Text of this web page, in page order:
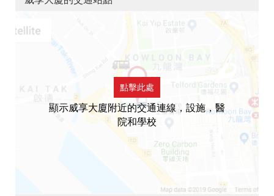
點擊此處
顯示威享大廈附近的交通連線，設施，醫
院和學校